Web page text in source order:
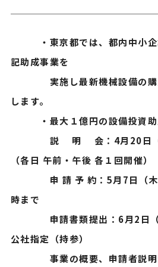
・東京都では、都内中小企
記助成事業を
実施し最新機械設備の購入
します。
・最大１億円の設備投資助
説 明 会：4月20日（月
（各日 午前・午後 各１回開催）
申 請 予 約：5月7日（木
時まで
申請書類提出：6月2日（
公社指定（持参）
事業の概要、申請者説明会